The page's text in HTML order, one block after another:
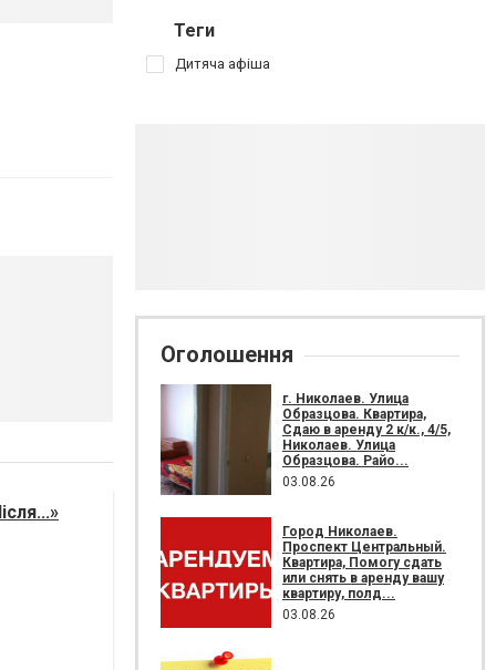
Теги
Дитяча афіша
Оголошення
г. Николаев. Улица
Образцова. Квартира,
Сдаю в аренду 2 к/к., 4/5,
Николаев. Улица
Образцова. Райо...
03.08.26
Город Николаев.
Проспект Центральный.
Квартира, Помогу сдать
или снять в аренду вашу
квартиру, полд...
03.08.26